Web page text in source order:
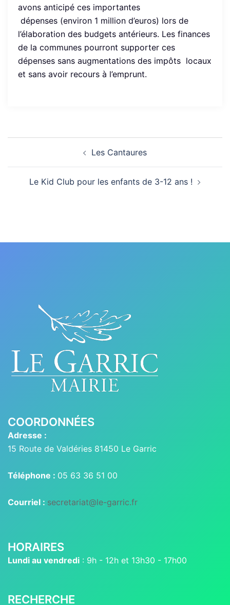
avons anticipé ces importantes
dépenses (environ 1 million d’euros) lors de
l’élaboration des budgets antérieurs. Les finances
de la communes pourront supporter ces
dépenses sans augmentations des impôts locaux
et sans avoir recours à l’emprunt.
Les Cantaures
Le Kid Club pour les enfants de 3-12 ans !
COORDONNÉES
Adresse :
15 Route de Valdéries 81450 Le Garric
Téléphone : 05 63 36 51 00
Courriel : secretariat@le-garric.fr
HORAIRES
Lundi au vendredi : 9h - 12h et 13h30 - 17h00
RECHERCHE